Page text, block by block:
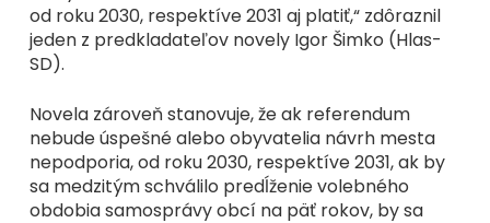
od roku 2030, respektíve 2031 aj platiť,“ zdôraznil
jeden z predkladateľov novely Igor Šimko (Hlas-
SD).
Novela zároveň stanovuje, že ak referendum
nebude úspešné alebo obyvatelia návrh mesta
nepodporia, od roku 2030, respektíve 2031, ak by
sa medzitým schválilo predĺženie volebného
obdobia samosprávy obcí na päť rokov, by sa